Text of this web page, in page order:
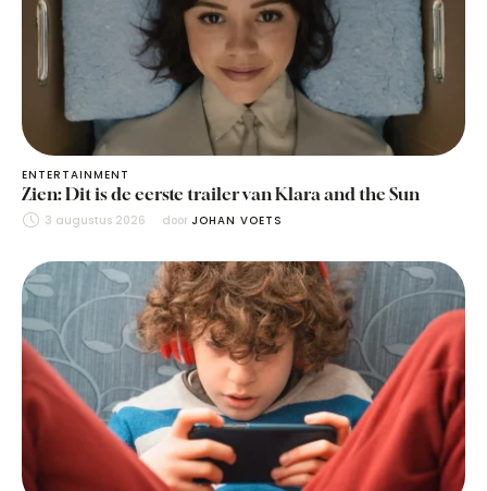
ENTERTAINMENT
Zien: Dit is de eerste trailer van Klara and the Sun
3 augustus 2026 door JOHAN VOETS